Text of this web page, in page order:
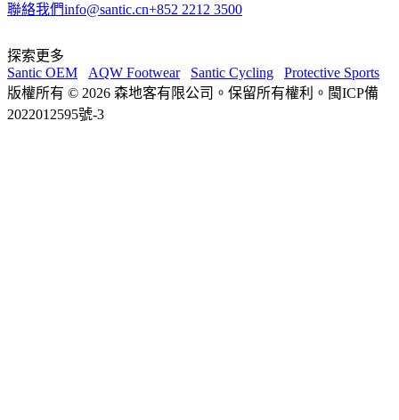
聯絡我們info@santic.cn+852 2212 3500
探索更多
Santic OEM
AQW Footwear Santic Cycling
Protective Sports
版權所有 © 2026 森地客有限公司。保留所有權利。閩ICP備
2022012595號-3